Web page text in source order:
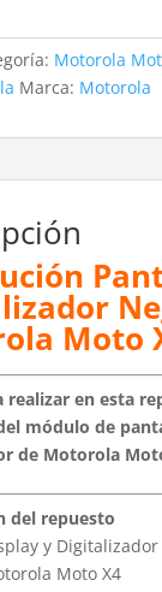
Motorola
Marca: Motorola
Moto
realizar en esta
módulo de
de Motorola
del repuesto
y
Moto X4